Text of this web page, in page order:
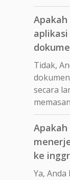
Tidak,
secara
ke
Ya,